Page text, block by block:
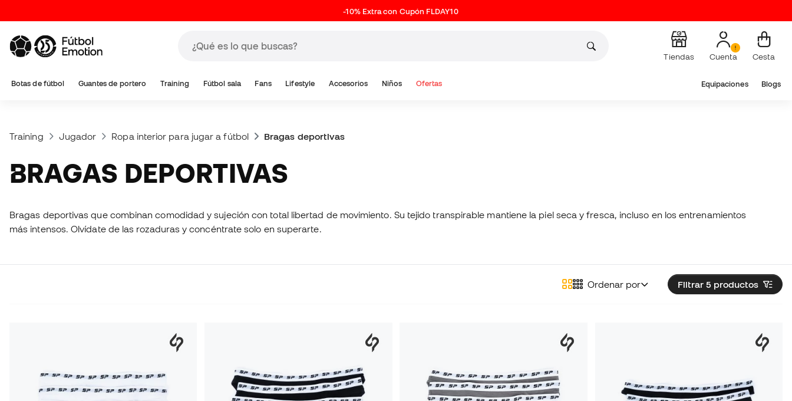
-10% Extra con Cupón FLDAY10
Tiendas Cuenta Cesta
Botas de fútbol Guantes de portero Training Fútbol sala Fans Lifestyle Accesorios Niños Ofertas Equipaciones Blogs
Training Jugador Ropa interior para jugar a fútbol Bragas deportivas
BRAGAS DEPORTIVAS
Bragas deportivas que combinan comodidad y sujeción con total libertad de movimiento. Su tejido transpirable mantiene la piel seca y fresca, incluso en los entrenamientos
más intensos. Olvídate de las rozaduras y concéntrate solo en superarte.
Filtrar 5 productos
Ordenar por